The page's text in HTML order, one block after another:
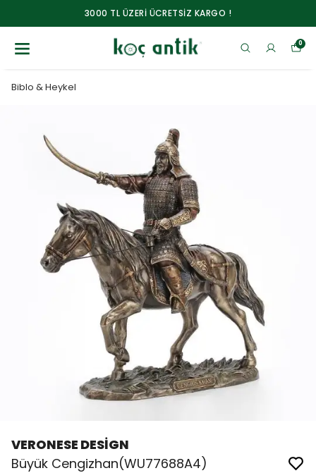
3000 TL ÜZERİ ÜCRETSİZ KARGO !
0
Biblo & Heykel
VERONESE DESİGN
Büyük Cengizhan(WU77688A4)